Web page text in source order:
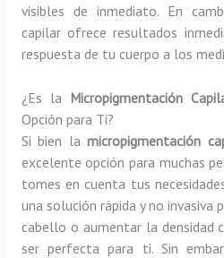
visibles de inmediato. En
capilar ofrece resultados
respuesta de tu cuerpo a los
¿Es la Micropigmentación
Opción para Ti?
Si bien lamicropigmentación
excelente opción para muchas
tomes en cuenta tus
una solución rápida y no invasiva
cabello o aumentar la densidad
ser perfecta para ti. Sin